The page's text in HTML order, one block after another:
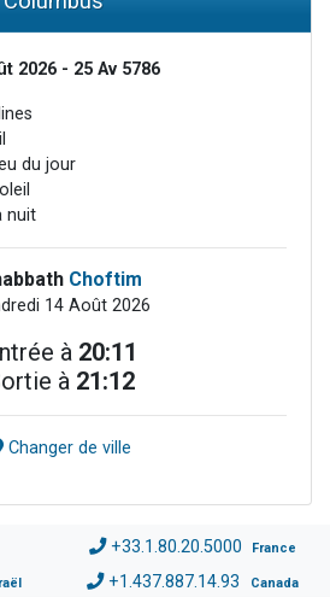
2026 - 25 Av 5786
du jour
nuit
Choftim
14 Août 2026
à 20:11
à 21:12
Changer de ville
+33.1.80.20.5000 France
+1.437.887.14.93 Canada